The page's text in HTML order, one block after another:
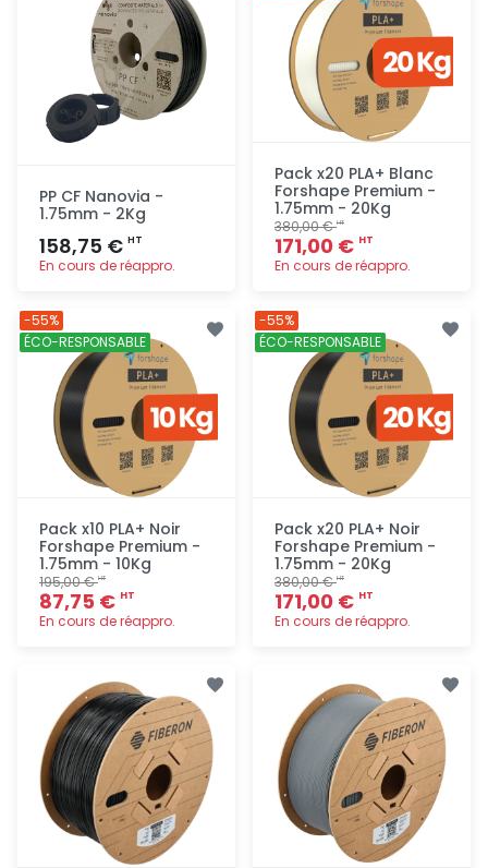
PP CF Nanovia -
1.75mm - 2Kg
158,75 € HT
En cours de réappro.
rapide
Pack x20 PLA+ Blanc
Forshape Premium -
1.75mm - 20Kg
380,00 €HT
171,00 € HT
En cours de réappro.
rapide
Pack x10 PLA+ Noir
Forshape Premium -
1.75mm - 10Kg
195,00 €HT
87,75 € HT
En cours de réappro.
rapide
-55%
ÉCO-RESPONSABLE
Pack x20 PLA+ Noir
Forshape Premium -
1.75mm - 20Kg
380,00 €HT
171,00 € HT
En cours de réappro.
rapide
-55%
ÉCO-RESPONSABLE